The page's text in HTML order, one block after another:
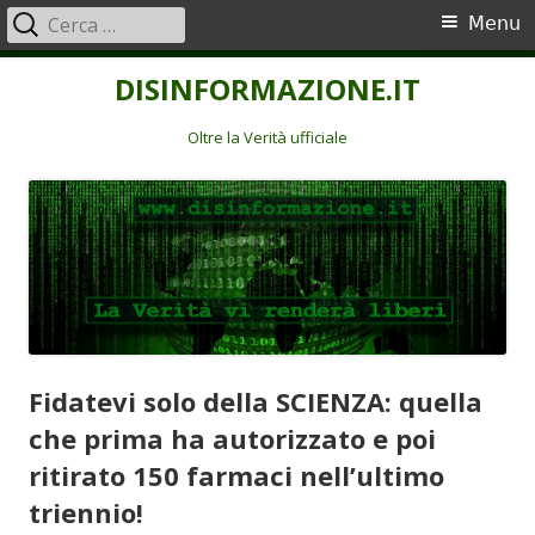
DISINFORMAZIONE.IT
Oltre la Verità ufficiale
Menu
principale
Menu
Ricerca
per:
Fidatevi solo della SCIENZA: quella
che prima ha autorizzato e poi
ritirato 150 farmaci nell’ultimo
triennio!